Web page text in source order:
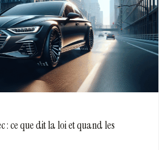
: ce que dit la loi et quand les